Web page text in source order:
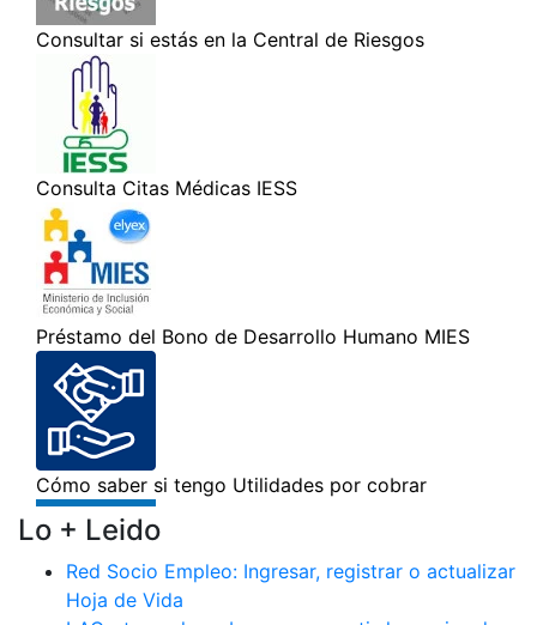
Lo + Leido
Red Socio Empleo: Ingresar, registrar o actualizar
Hoja de Vida